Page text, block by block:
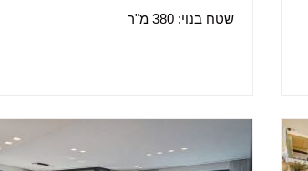
שטח בנוי:380 מ"ר